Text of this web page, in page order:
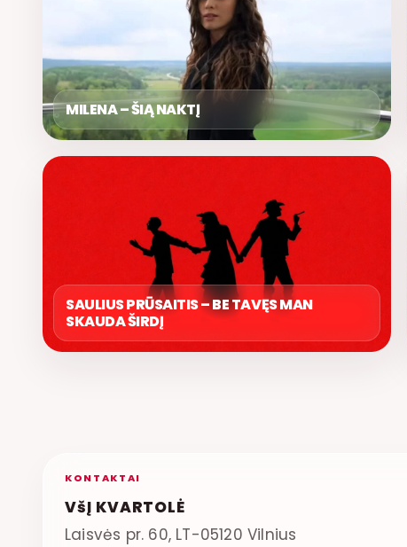
MILENA – ŠIĄ NAKTĮ
SAULIUS PRŪSAITIS – BE TAVĘS MAN
SKAUDA ŠIRDĮ
KONTAKTAI
VšĮ KVARTOLĖ
Laisvės pr. 60, LT-05120 Vilnius